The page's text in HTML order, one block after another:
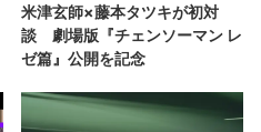
米津玄師×藤本タツキが初対
談 劇場版『チェンソーマン レ
ゼ篇』公開を記念